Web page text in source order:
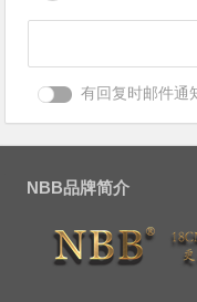
有回复时邮件通
NBB品牌简介